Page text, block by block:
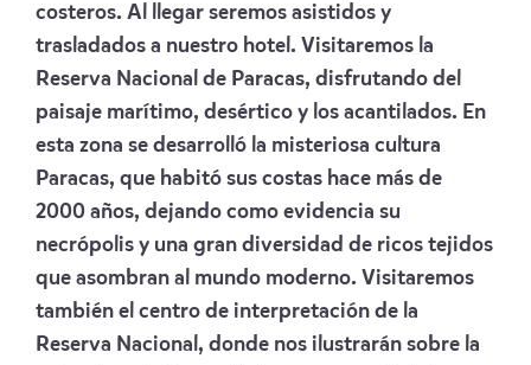
costeros. Al llegar seremos asistidos y
trasladados a nuestro hotel. Visitaremos la
Reserva Nacional de Paracas, disfrutando del
paisaje marítimo, desértico y los acantilados. En
esta zona se desarrolló la misteriosa cultura
Paracas, que habitó sus costas hace más de
2000 años, dejando como evidencia su
necrópolis y una gran diversidad de ricos tejidos
que asombran al mundo moderno. Visitaremos
también el centro de interpretación de la
Reserva Nacional, donde nos ilustrarán sobre la